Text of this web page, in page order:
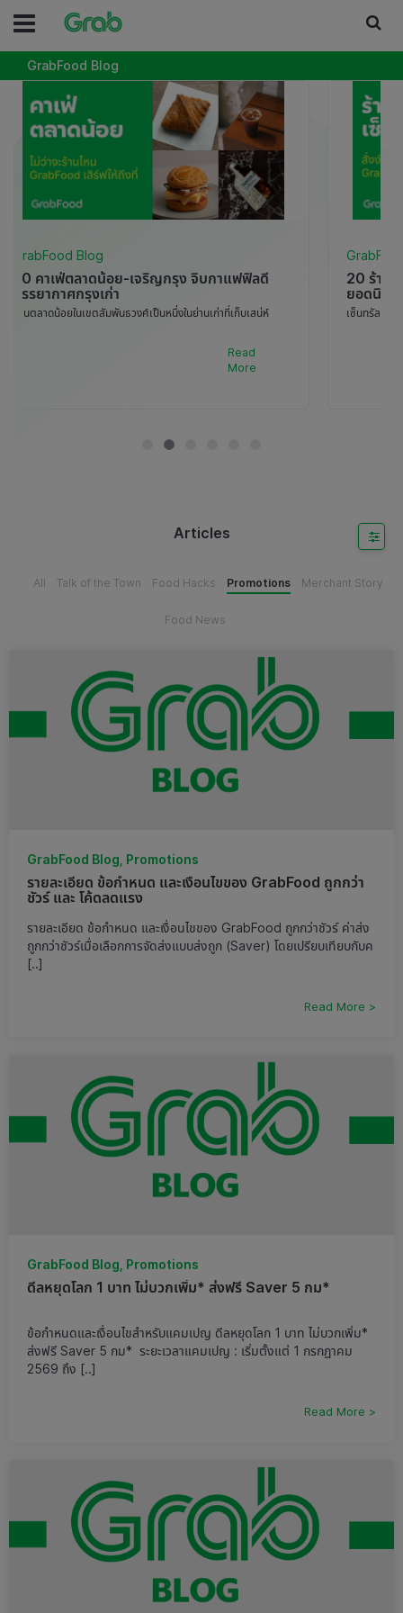
GrabFood Blog
20 คาเฟ่ตลาดน้อย-เจริญกรุง จิบกาแฟฟิลดี
บรรยากาศกรุงเก่า
GrabFood Blog
ย่านตลาดน้อยในเขตสัมพันธวงศ์เป็นหนึ่งในย่านเก่าที่เก็บเสน่ห์
Read
More
20 ร้าน
ยอดนิย
เซ็นทรัลเวิล
Articles
All Talk of the Town Food Hacks Promotions Merchant Story
Food News
GrabFood Blog, Promotions
รายละเอียด ข้อกำหนด และเงื่อนไขของ GrabFood ถูกกว่า
ชัวร์ และ โค้ดลดแรง
รายละเอียด ข้อกำหนด และเงื่อนไขของ GrabFood ถูกกว่าชัวร์ ค่าส่ง
ถูกกว่าชัวร์เมื่อเลือกการจัดส่งแบบส่งถูก (Saver) โดยเปรียบเทียบกับค
[..]
Read More >
GrabFood Blog, Promotions
ดีลหยุดโลก 1 บาท ไม่บวกเพิ่ม* ส่งฟรี Saver 5 กม*
ข้อกำหนดและเงื่อนไขสำหรับแคมเปญ ดีลหยุดโลก 1 บาท ไม่บวกเพิ่ม*
ส่งฟรี Saver 5 กม* ระยะเวลาแคมเปญ : เริ่มตั้งแต่ 1 กรกฏาคม
2569 ถึง [..]
Read More >